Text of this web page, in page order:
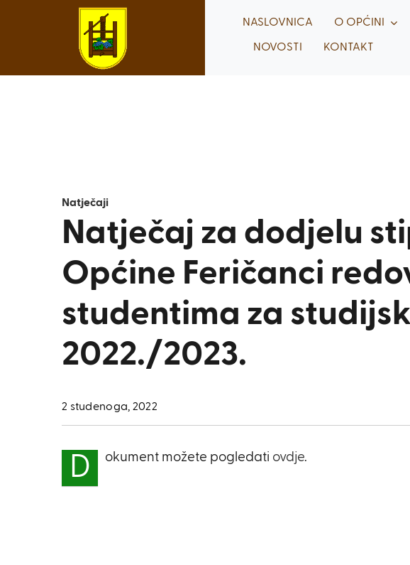
NASLOVNICA O OPĆINI
NOVOSTI KONTAKT
Natječaji
Natječaj za dodjelu
Općine Feričanci
studentima za
2022./2023.
2 studenoga, 2022
D okument možete pogledati ovdje.